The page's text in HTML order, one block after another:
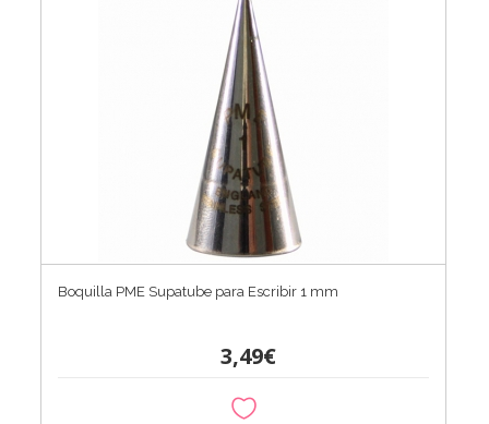
Boquilla PME Supatube para Escribir 1 mm
3,49€